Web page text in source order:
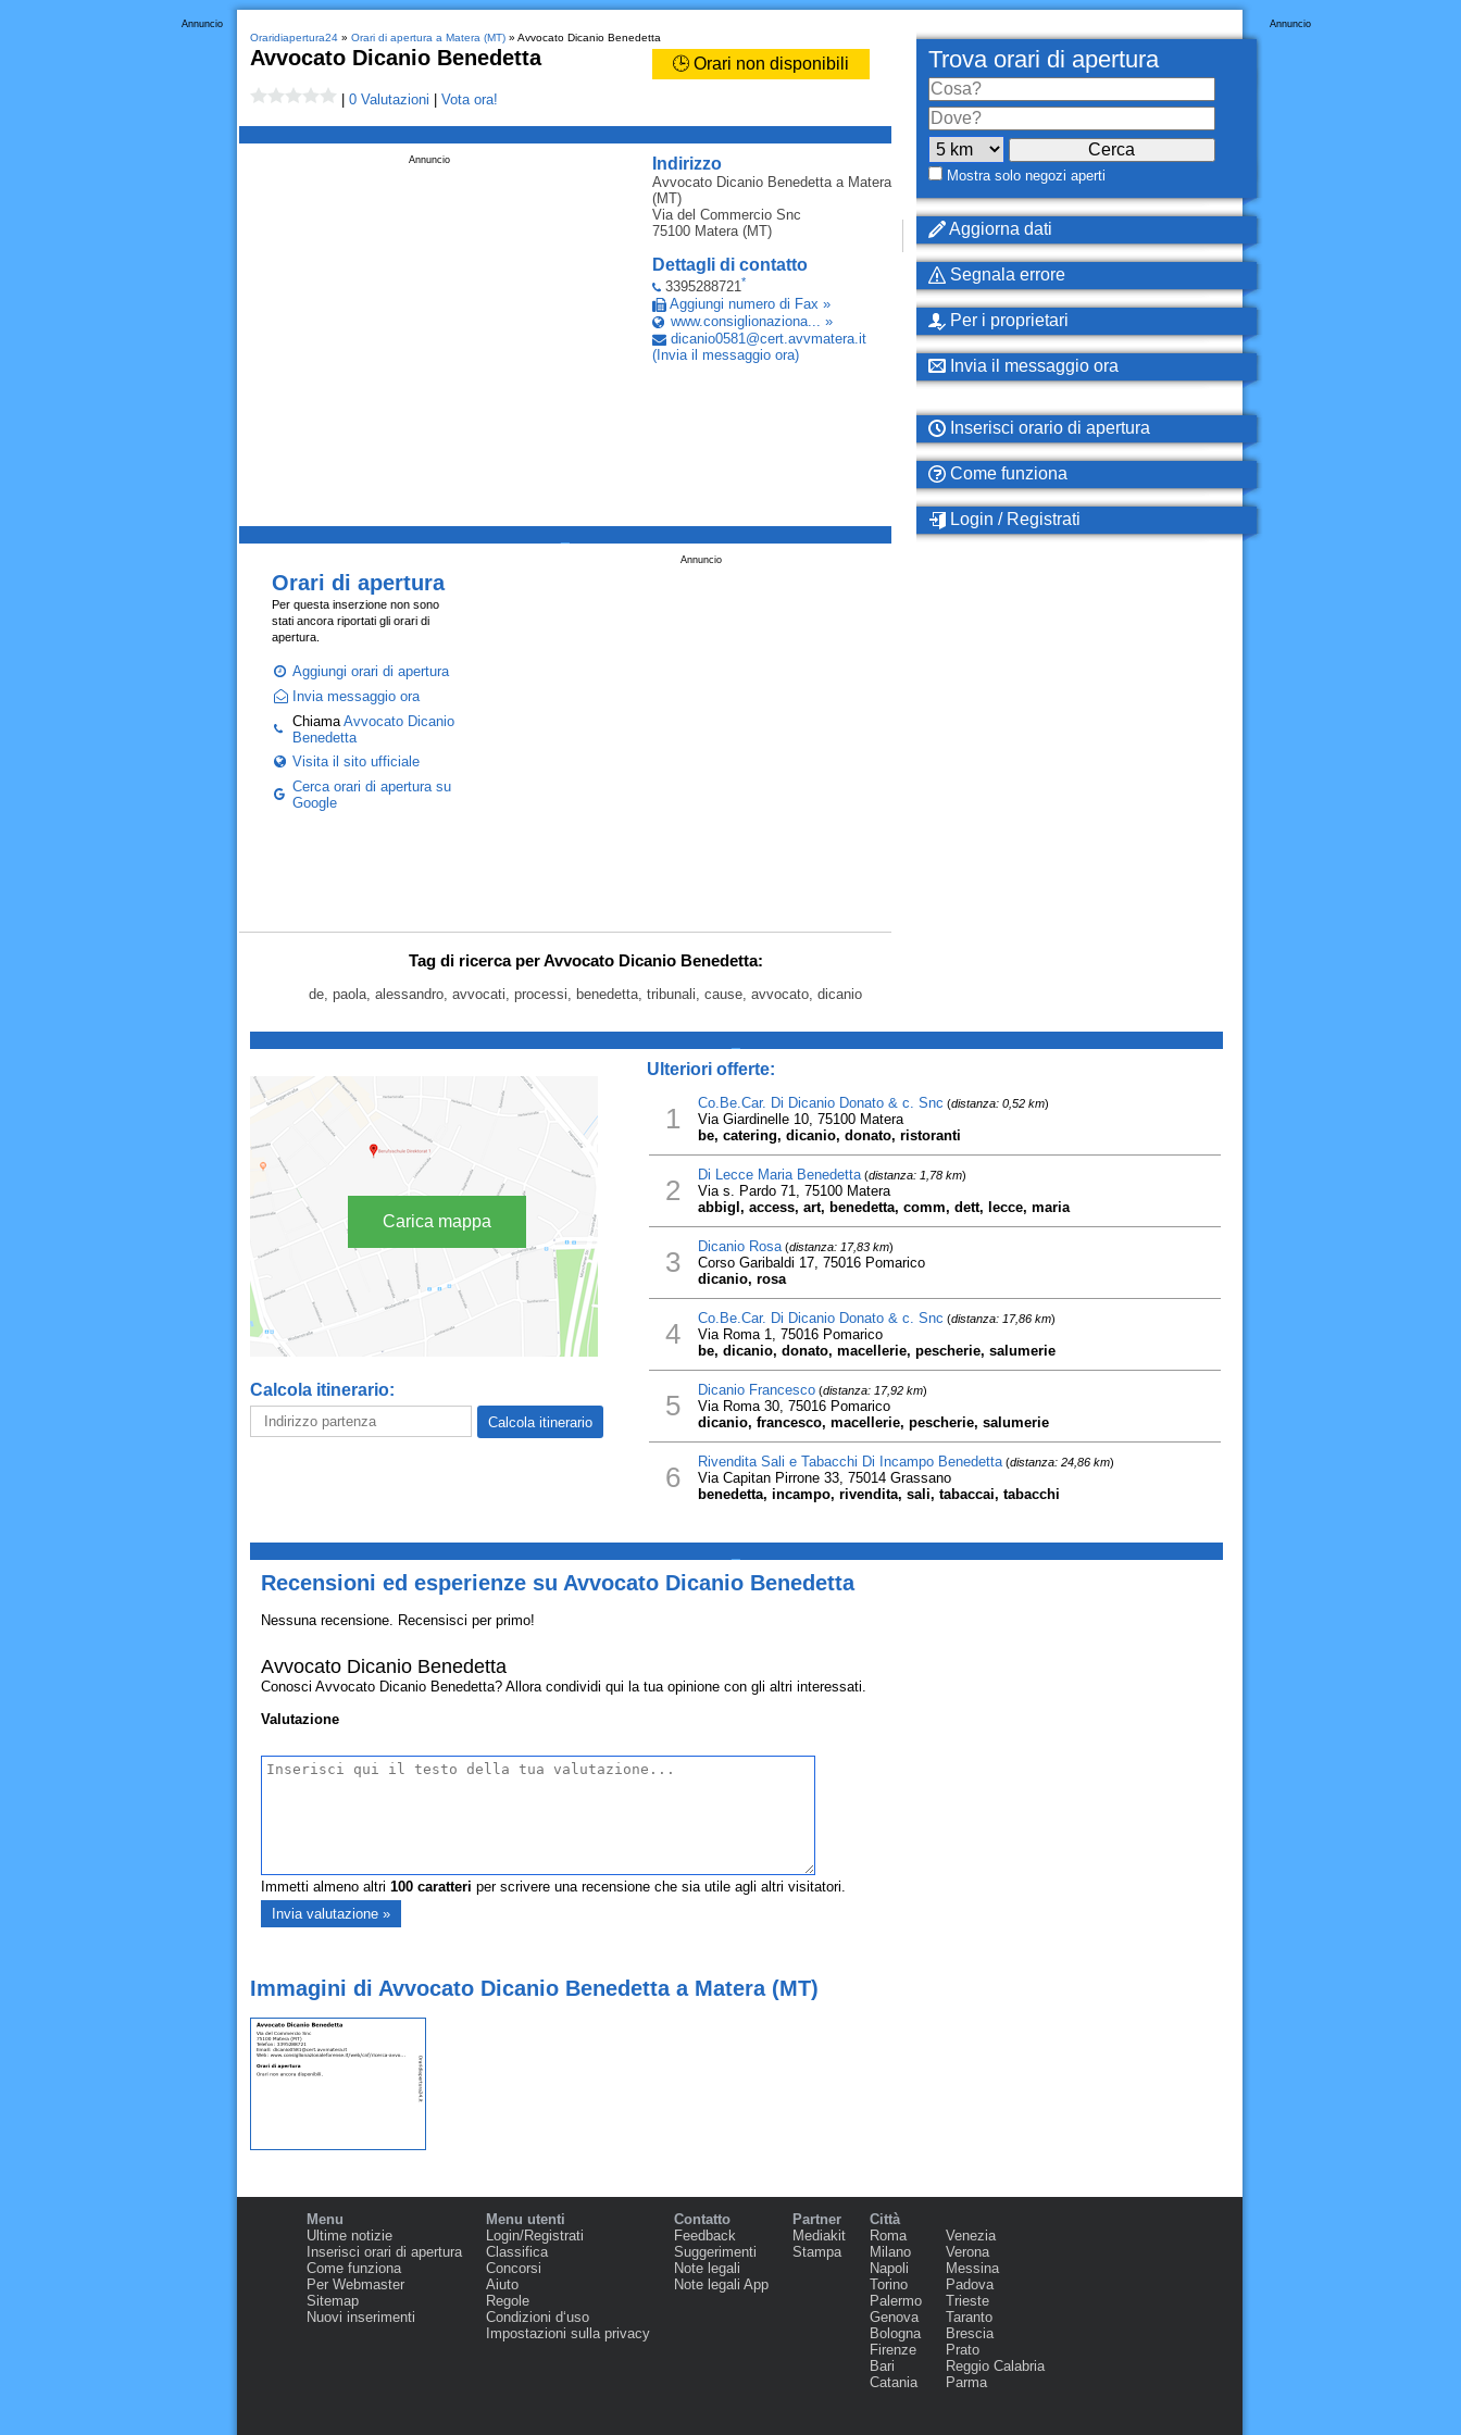
Annuncio
Oraridiapertura24» Orari di apertura a Matera (MT)» Avvocato Dicanio Benedetta
Avvocato Dicanio Benedetta 🕒 Orari non disponibili
0 Valutazioni Vota ora!
Indirizzo
Avvocato Dicanio Benedettaa Matera
(MT)
Via del Commercio Snc
75100 Matera (MT)
Dettagli di contatto
3395288721*
Aggiungi numero di Fax »
www.consiglionaziona... »
dicanio0581@cert.avvmatera.it
(Invia il messaggio ora)
Annuncio
Annuncio
Orari di apertura
Per questa inserzione non sono
stati ancora riportati gli orari di
apertura.
Aggiungi orari di apertura
Invia messaggio ora
ChiamaAvvocato Dicanio
Benedetta
Visita il sito ufficiale
Cerca orari di apertura su
Google
Tag di ricerca per Avvocato Dicanio Benedetta:
de, paola, alessandro, avvocati, processi, benedetta, tribunali, cause, avvocato, dicanio
Annuncio
Trova orari di apertura
Mostra solo negozi aperti
Aggiorna dati
Segnala errore
Per i proprietari
Invia il messaggio ora
Inserisci orario di apertura
Come funziona
Login / Registrati
Carica mappa
Calcola itinerario:
Ulteriori offerte:
1 Co.Be.Car. Di Dicanio Donato & c. Snc (distanza: 0,52 km)
Via Giardinelle 10, 75100 Matera
be, catering, dicanio, donato, ristoranti
2 Di Lecce Maria Benedetta(distanza: 1,78 km)
Via s. Pardo 71, 75100 Matera
abbigl, access, art, benedetta, comm, dett, lecce, maria
3 Dicanio Rosa(distanza: 17,83 km)
Corso Garibaldi 17, 75016 Pomarico
dicanio, rosa
4 Co.Be.Car. Di Dicanio Donato & c. Snc (distanza: 17,86 km)
Via Roma 1, 75016 Pomarico
be, dicanio, donato, macellerie, pescherie, salumerie
5 Dicanio Francesco(distanza: 17,92 km)
Via Roma 30, 75016 Pomarico
dicanio, francesco, macellerie, pescherie, salumerie
6 Rivendita Sali e Tabacchi Di Incampo Benedetta(distanza: 24,86 km)
Via Capitan Pirrone 33, 75014 Grassano
benedetta, incampo, rivendita, sali, tabaccai, tabacchi
Recensioni ed esperienze su Avvocato Dicanio Benedetta
Nessuna recensione. Recensisci per primo!
Avvocato Dicanio Benedetta
Conosci Avvocato Dicanio Benedetta? Allora condividi qui la tua opinione con gli altri interessati.
Valutazione
Immetti almeno altri 100caratteri per scrivere una recensione che sia utile agli altri visitatori.
Immagini di Avvocato Dicanio Benedetta a Matera (MT)
Menu
Ultime notizie
Inserisci orari di apertura
Come funziona
Per Webmaster
Sitemap
Nuovi inserimenti
Menu utenti
Login/Registrati
Classifica
Concorsi
Aiuto
Regole
Condizioni d‘uso
Impostazioni sulla privacy
Contatto
Feedback
Suggerimenti
Note legali
Note legali App
Partner
Mediakit
Stampa
Città
Roma
Milano
Napoli
Torino
Palermo
Genova
Bologna
Firenze
Bari
Catania
Venezia
Verona
Messina
Padova
Trieste
Taranto
Brescia
Prato
Reggio Calabria
Parma